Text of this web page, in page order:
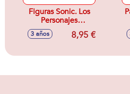
Figuras Sonic. Los
Personajes
Principales De La
Serie.2 Figuras De
surtidos
3 años 8,95 €